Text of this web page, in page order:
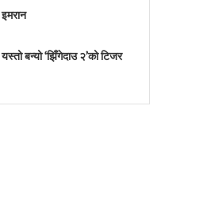
इमरान
यस्तो बन्यो ‘झिँगेदाउ २’को टिजर